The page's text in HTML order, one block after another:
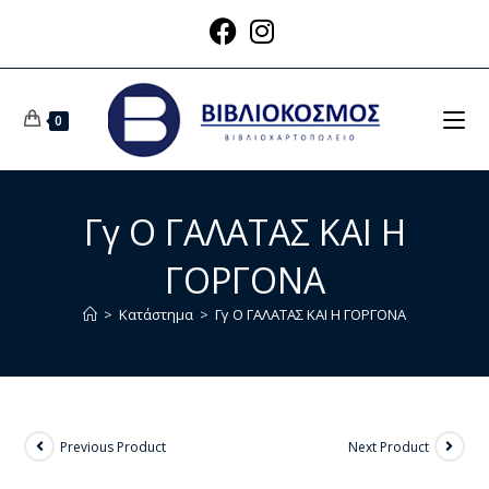
0
Γγ Ο ΓΑΛΑΤΑΣ ΚΑΙ Η
ΓΟΡΓΟΝΑ
> Κατάστημα > Γγ Ο ΓΑΛΑΤΑΣ ΚΑΙ Η ΓΟΡΓΟΝΑ
Previous Product Next Product